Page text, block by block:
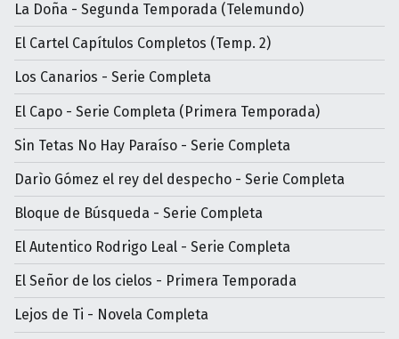
La Doña - Segunda Temporada (Telemundo)
El Cartel Capítulos Completos (Temp. 2)
Los Canarios - Serie Completa
El Capo - Serie Completa (Primera Temporada)
Sin Tetas No Hay Paraíso - Serie Completa
Darìo Gómez el rey del despecho - Serie Completa
Bloque de Búsqueda - Serie Completa
El Autentico Rodrigo Leal - Serie Completa
El Señor de los cielos - Primera Temporada
Lejos de Ti - Novela Completa